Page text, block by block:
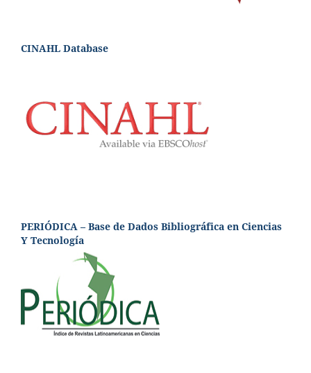
CINAHL Database
PERIÓDICA – Base de Dados Bibliográfica en Ciencias
Y Tecnología